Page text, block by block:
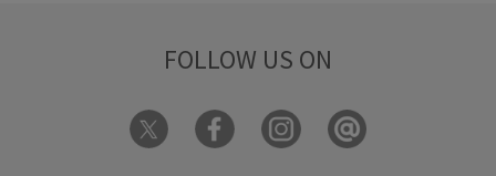
FOLLOW US ON